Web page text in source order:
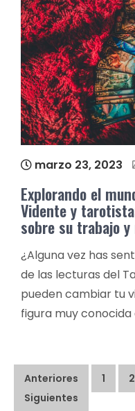
marzo 23, 2023
Explorando el
Vidente y
sobre su trabajo
¿Alguna vez has
de las lecturas del
pueden cambiar tu
figura muy conocida
Paginación
Anteriores 1 2
Siguientes